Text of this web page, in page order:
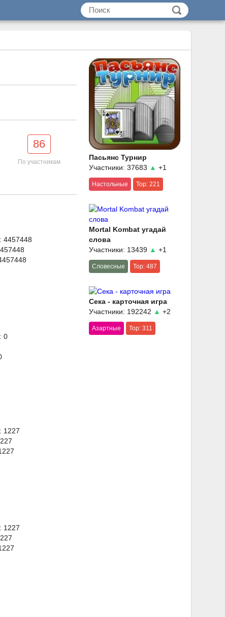
86
По участникам
4457448
0
1227
1227
Пасьянс Турнир
Участники: 37683 ▲ +1
Настольные Top: 221
Mortal Kombat угадай
слова
Участники: 13439 ▲ +1
Словесные Top: 487
Сека - карточная игра
Участники: 192242 ▲ +2
Азартные Top: 311